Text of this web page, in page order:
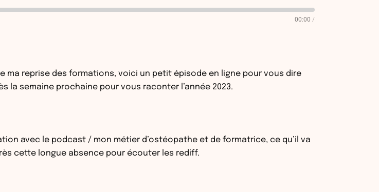
00:00 /
ma reprise des formations, voici un petit épisode en ligne pour vous dire
la semaine prochaine pour vous raconter l’année 2023.
avec le podcast / mon métier d’ostéopathe et de formatrice, ce qu’il va
cette longue absence pour écouter les rediff.